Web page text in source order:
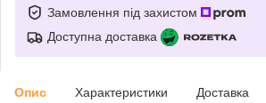
Замовлення під захистом
Доступна доставка
Опис Характеристики Доставка